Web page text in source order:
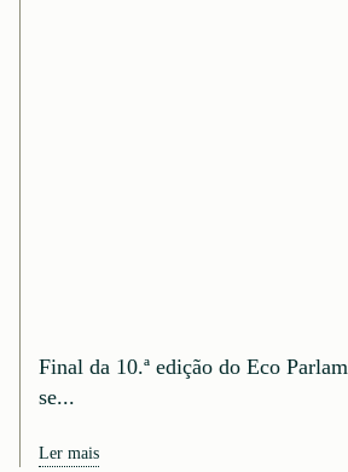
Final da 10.ª edição do Eco
se...
Ler mais